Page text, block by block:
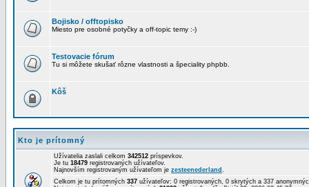
Bojisko / offtopisko
Miesto pre osobné potyčky a off-topic temy :-)
Testovacie fórum
Tu si môžete skušať rôzne vlastnosti a špeciality phpbb.
Kôš
Kto je prítomný
Užívatelia zaslali celkom 342512 príspevkov.
Je tu 18479 registrovaných užívateľov.
Najnovším registrovaným užívateľom je zesteenederland .
Celkom je tu prítomných 337 užívateľov: 0 registrovaných, 0 skrytých a 337